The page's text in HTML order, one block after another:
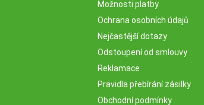
Možnosti platby
Ochrana osobních údajů
Nejčastější dotazy
Odstoupení od smlouvy
Reklamace
Pravidla přebírání zásilky
Obchodní podmínky